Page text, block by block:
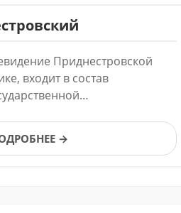
Приднестровской
входит в состав
→